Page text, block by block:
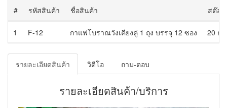
# รหัสสินค้า ชื่อสินค้า สต๊อ
1 F-12 กาแฟโบราณวังเคียงคู่ 1 ถุง บรรจุ 12 ซอง 20 ถุง
รายละเอียดสินค้า วิดีโอ ถาม-ตอบ
รายละเอียดสินค้า/บริการ